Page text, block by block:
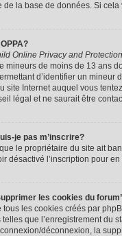
de la base de données. Si
Online Privacy and
mineurs de moins de 13 ans
d’identifier un mineur
site Internet auquel vous
légal et ne saurait être
je pas m’inscrire?
que le propriétaire du site ait
désactivé l’inscription pour
les cookies du
tous les cookies créés par
que l’enregistrement du
déconnexion, la